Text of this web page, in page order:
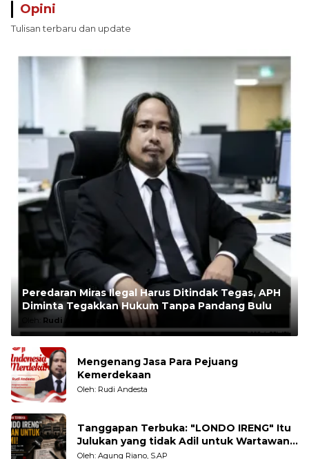
Opini
Tulisan terbaru dan update
Peredaran Miras Ilegal Harus Ditindak Tegas, APH
Diminta Tegakkan Hukum Tanpa Pandang Bulu
Oleh: Rudi Andesta
Mengenang Jasa Para Pejuang
Kemerdekaan
Oleh: Rudi Andesta
Tanggapan Terbuka: "LONDO IRENG" Itu
Julukan yang tidak Adil untuk Wartawan,
Pengamat dan LSM
Oleh: Agung Riano, S.AP